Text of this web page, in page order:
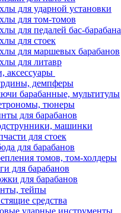
для ударной установки
для том-томов
для педалей бас-барабана
для стоек
для маршевых барабанов
для литавр
аксессуары
демпферы
барабанные, мультитулы
тюнеры
для барабанов
машинки
для стоек
для барабанов
томов, том-холдеры
для барабанов
для барабанов
тейпы
средства
ударные инструменты